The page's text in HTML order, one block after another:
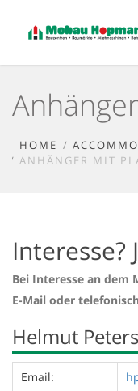
HOME
ANHÄNGER MIT
Interesse?
Bei Interesse an dem
E-Mail oder
Helmut Peters
Email: